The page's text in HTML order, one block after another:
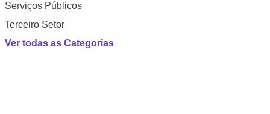
Serviços Públicos
Terceiro Setor
Ver todas as Categorias